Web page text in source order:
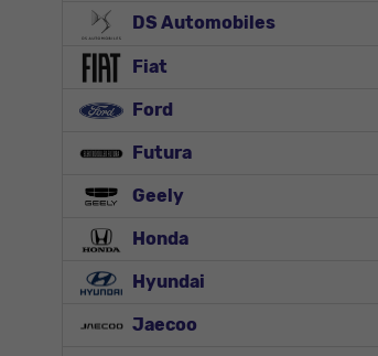
DS Automobiles
Fiat
Ford
Futura
Geely
Honda
Hyundai
Jaecoo